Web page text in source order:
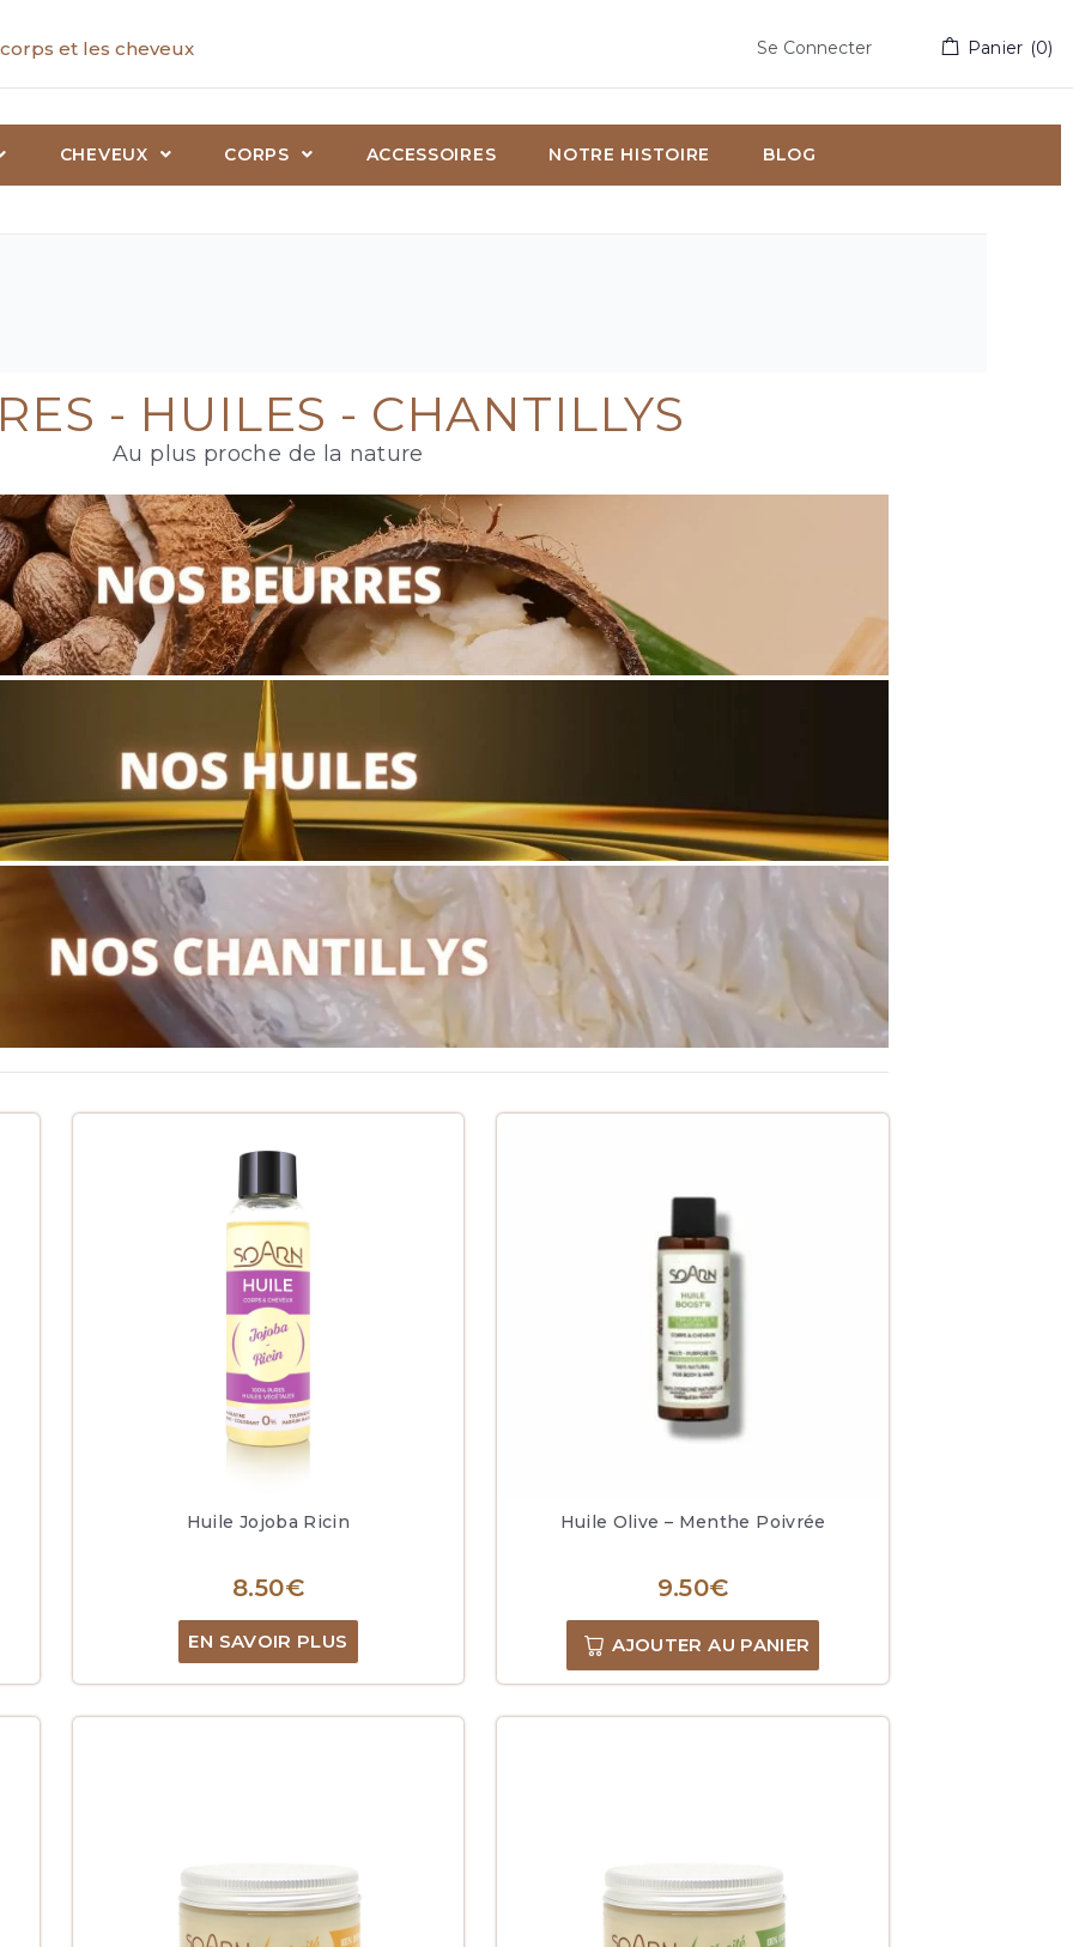
et les cheveux Se Connecter Panier (0)
CHEVEUX CORPS ACCESSOIRES NOTRE HISTOIRE BLOG
- HUILES - CHANTILLYS
Au plus proche de la nature
Huile Jojoba Ricin
8.50€
EN SAVOIR PLUS
Huile Olive – Menthe Poivrée
9.50€
AJOUTER AU PANIER